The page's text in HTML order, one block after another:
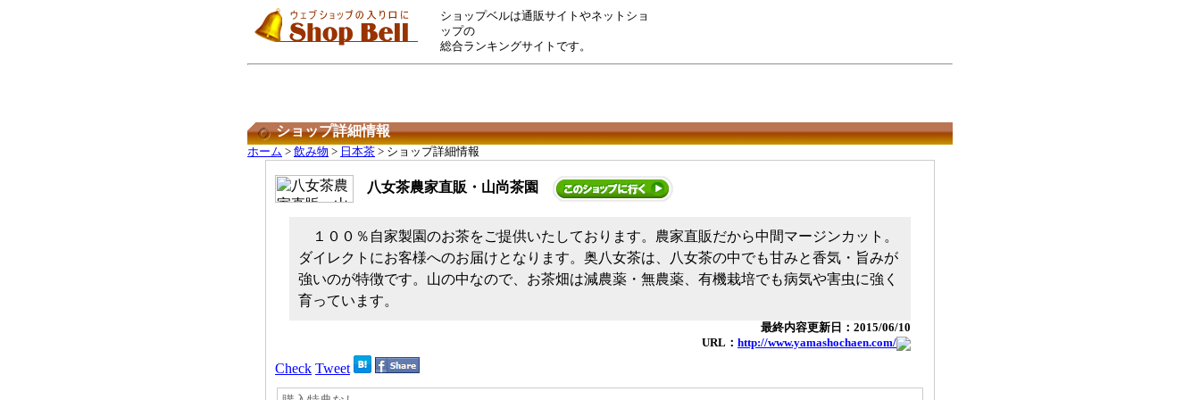
ショップベルは通販サイトやネットショ
ップの
総合ランキングサイトです。
ショップ詳細情報
ホーム > 飲み物 > 日本茶 > ショップ詳細情報
八女茶農家直販・山尚茶園
１００％自家製園のお茶をご提供いたしております。農家直販だから中間マージンカット。
ダイレクトにお客様へのお届けとなります。奥八女茶は、八女茶の中でも甘みと香気・旨みが
強いのが特徴です。山の中なので、お茶畑は減農薬・無農薬、有機栽培でも病気や害虫に強く
育っています。
最終内容更新日：2015/06/10
URL： http://www.yamashochaen.com/
Check Tweet